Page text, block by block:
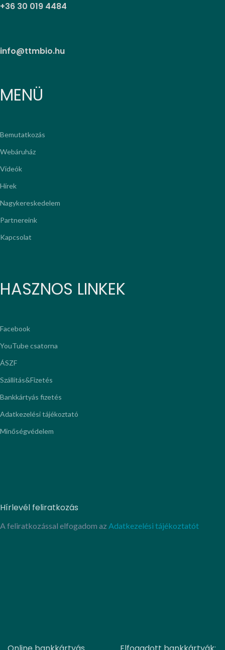
+36 30 019 4484
info@ttmbio.hu
MENÜ
Bemutatkozás
Webáruház
Videók
Hírek
Nagykereskedelem
Partnereink
Kapcsolat
HASZNOS LINKEK
Facebook
YouTube csatorna
ÁSZF
Szállítás&Fizetés
Bankkártyás fizetés
Adatkezelési tájékoztató
Minőségvédelem
Hírlevél feliratkozás
A feliratkozással elfogadom az Adatkezelési tájékoztatót